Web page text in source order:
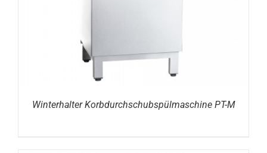
Winterhalter Korbdurchschubspülmaschine PT-M